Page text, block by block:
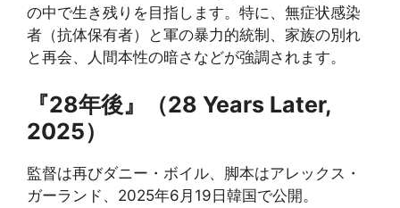
の中で生き残りを目指します。特に、無症状感染
者（抗体保有者）と軍の暴力的統制、家族の別れ
と再会、人間本性の暗さなどが強調されます。
『28年後』（28 Years Later,
2025）
監督は再びダニー・ボイル、脚本はアレックス・
ガーランド、2025年6月19日韓国で公開。